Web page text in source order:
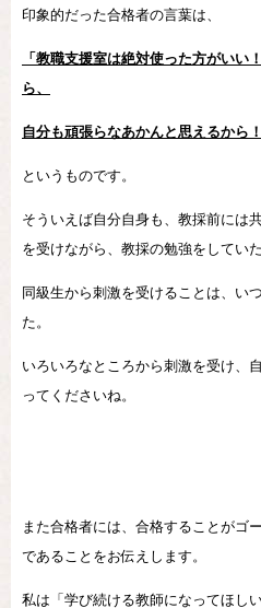
印象的だった合格者の言葉は、
「教職支援室は絶対使った方がいい
ら、
自分も頑張らなあかんと思えるから！
というものです。
そういえば自分自身も、教採前には
を受けながら、教採の勉強をしてい
同級生から刺激を受けることは、い
た。
いろいろなところから刺激を受け、
ってくださいね。
また合格者には、合格することがゴ
であることをお伝えします。
私は「学び続ける教師になってほし